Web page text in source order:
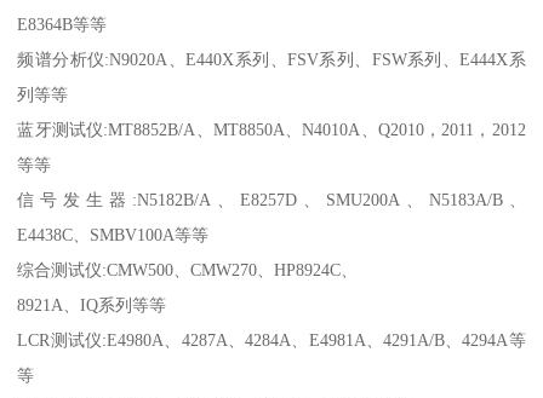
E8364B等等
频谱分析仪:N9020A、E440X系列、FSV系列、FSW系列、E444X系
列等等
蓝牙测试仪:MT8852B/A、MT8850A、N4010A、Q2010，2011，2012
等等
信号发生器:N5182B/A、E8257D、SMU200A、N5183A/B、
E4438C、SMBV100A等等
综合测试仪:CMW500、CMW270、HP8924C、
8921A、IQ系列等等
LCR测试仪:E4980A、4287A、4284A、E4981A、4291A/B、4294A等
等